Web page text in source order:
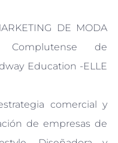
DE MODA
Complutense de
Education -ELLE
comercial y
de empresas de